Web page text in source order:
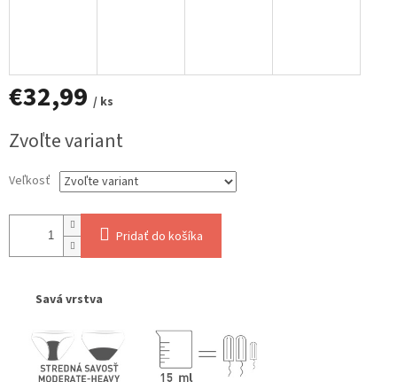
€32,99 / ks
cena:
Zvoľte variant
Veľkosť
Pridať do košíka
Savá vrstva